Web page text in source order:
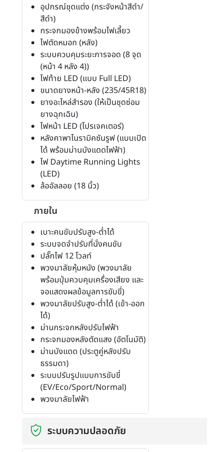
อุปกรณ์ชุดแต่ง (กระจังหน้าสีดำ/
สีดำ)
กระจกมองข้างพร้อมไฟเลี้ยว
ไฟตัดหมอก (หลัง)
ระบบควบคุมระยะการจอด (8 จุด
(หน้า 4 หลัง 4))
ไฟท้าย LED (แบบ Full LED)
ขนาดยางหน้า-หลัง (235/45R18)
ยางอะไหล่สำรอง (ให้เป็นชุดซ่อม
ยางฉุกเฉิน)
ไฟหน้า LED (โปรเจคเตอร์)
หลังคาพาโนรามิคซันรูฟ (แบบเปิด
ได้ พร้อมม่านบังแดดไฟฟ้า)
ไฟ Daytime Running Lights
(LED)
ล้ออัลลอย (18 นิ้ว)
ภายใน
เบาะคนขับปรับสูง-ต่ำได้
ระบบจดจำปรับที่นั่งคนขับ
ปลั๊กไฟ 12 โวลท์
พวงมาลัยหุ้มหนัง (พวงมาลัย
พร้อมปุ่มควบคุมเครื่องเสียง และ
จอแสดงผลข้อมูลการขับขี่)
พวงมาลัยปรับสูง-ต่ำได้ (เข้า-ออก
ได้)
ม่านกระจกหลังปรับไฟฟ้า
กระจกมองหลังตัดแสง (อัตโนมัติ)
ม่านบังแดด (ประตูคู่หลังปรับ
ธรรมดา)
ระบบปรับรูปแบบการขับขี่
(EV/Eco/Sport/Normal)
พวงมาลัยไฟฟ้า
ระบบความปลอดภัย